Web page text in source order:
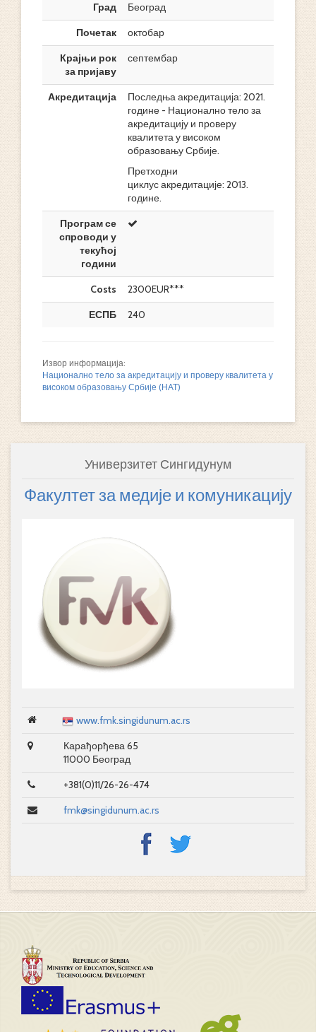
Град
Београд
Почетак
октобар
Крајњи рок
за пријаву
септембар
Акредитација
Последња акредитација: 2021.
године - Национално тело за
акредитацију и проверу
квалитета у високом
образовању Србије.
Претходни
циклус акредитације: 2013.
године.
Програм се
спроводи у
текућој
години
Costs
2300EUR***
ЕСПБ
240
Извор информација:
Национално тело за акредитацију и проверу квалитета у
високом образовању Србије (НАТ)
Универзитет Сингидунум
Факултет за медије и комуникацију
www.fmk.singidunum.ac.rs
Карађорђева 65
11000 Београд
+381(0)11/26-26-474
fmk@singidunum.ac.rs